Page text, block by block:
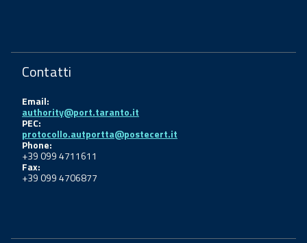
Contatti
Email:
authority@port.taranto.it
PEC:
protocollo.autportta@postecert.it
Phone:
+39 099 4711611
Fax:
+39 099 4706877